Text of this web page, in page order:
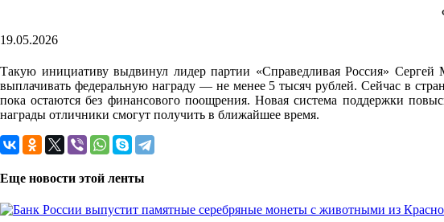
19.05.2026
Такую инициативу выдвинул лидер партии «Справедливая Россия»
выплачивать федеральную награду — не менее 5 тысяч рублей. Сейчас в
пока остаются без финансового поощрения. Новая система поддержки
награды отличники смогут получить в ближайшее время.
Еще новости этой ленты